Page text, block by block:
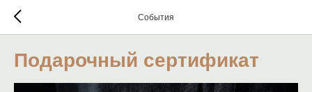
События
Подарочный сертификат